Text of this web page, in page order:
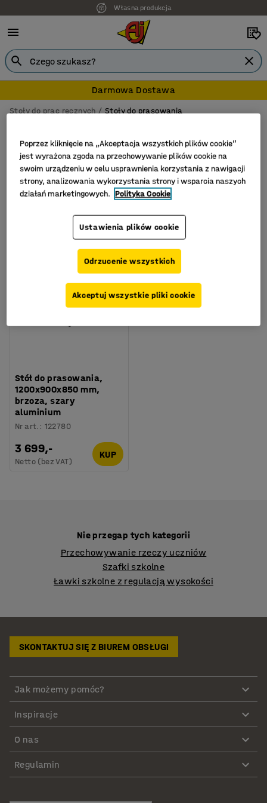
Własna produkcja
Darmowa Dostawa
Stoły do prac ręcznych Stoły do prasowania
Filtruj Sortuj
Liczba produktów: 1
Stół do prasowania,
1200x900x850 mm,
brzoza, szary
aluminium
Nr art. : 122780
3 699,-
Netto (bez VAT)
KUP
Nie przegap tych kategorii
Przechowywanie rzeczy uczniów
Szafki szkolne
Ławki szkolne z regulacją wysokości
SKONTAKTUJ SIĘ Z BIUREM OBSŁUGI
Jak możemy pomóc?
Inspiracje
O nas
Regulamin
Poprzez kliknięcie na „Akceptacja wszystkich plików cookie”
jest wyrażona zgoda na przechowywanie plików cookie na
swoim urządzeniu w celu usprawnienia korzystania z nawigacji
strony, analizowania wykorzystania strony i wsparcia naszych
działań marketingowych. Polityka Cookie
Ustawienia plików cookie
Odrzucenie wszystkich
Akceptuj wszystkie pliki cookie